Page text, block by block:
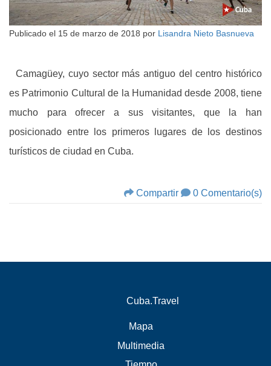
Publicado el 15 de marzo de 2018 por Lisandra Nieto Basnueva
Camagüey, cuyo sector más antiguo del centro histórico
es Patrimonio Cultural de la Humanidad desde 2008, tiene
mucho para ofrecer a sus visitantes, que la han
posicionado entre los primeros lugares de los destinos
turísticos de ciudad en Cuba.
Compartir 0 Comentario(s)
Cuba.Travel
Mapa
Multimedia